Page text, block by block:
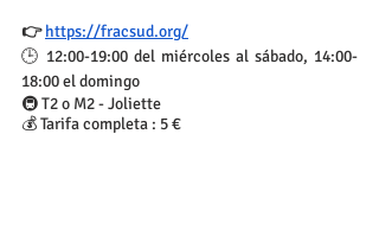
👉 https://fracsud.org/
🕒 12:00-19:00 del miércoles al sábado, 14:00-
18:00 el domingo
🚇 T2 o M2 - Joliette
💰 Tarifa completa : 5 €